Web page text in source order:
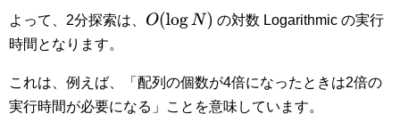
よって、2分探索は、 O(logN )
の対数 Logarithmic の実行
時間となります。
これは、例えば、「配列の個数が4倍になったときは2倍の
実行時間が必要になる」ことを意味しています。